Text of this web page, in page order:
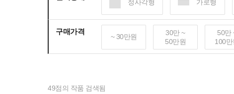
(월 25~30만원) (월 40만원
정사각형 가로형
구매가격
~ 30만원
30만 ~
50만원
50만
100만
49점의 작품 검색됨